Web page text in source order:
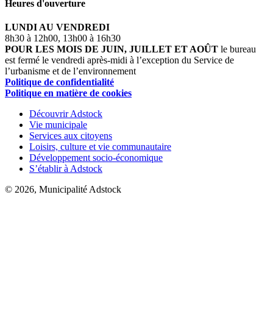
Heures d'ouverture
LUNDI AU VENDREDI
8h30 à 12h00, 13h00 à 16h30
POUR LES MOIS DE JUIN, JUILLET ET AOÛT le bureau
est fermé le vendredi après-midi à l’exception du Service de
l’urbanisme et de l’environnement
Politique de confidentialité
Politique en matière de cookies
Découvrir Adstock
Vie municipale
Services aux citoyens
Loisirs, culture et vie communautaire
Développement socio-économique
S’établir à Adstock
© 2026, Municipalité Adstock